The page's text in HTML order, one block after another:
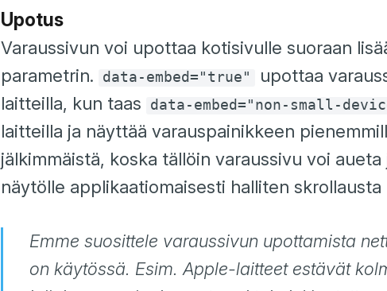
Upotus
Varaussivun voi upottaa kotisivulle suoraan
parametrin.
data-embed="true"
upottaa
laitteilla, kun taas
data-embed="non-small-
laitteilla ja näyttää varauspainikkeen
jälkimmäistä, koska tällöin varaussivu voi
näytölle applikaatiomaisesti halliten skrollausta
Emme suosittele varaussivun upottamista
on käytössä. Esim. Apple-laitteet estävät